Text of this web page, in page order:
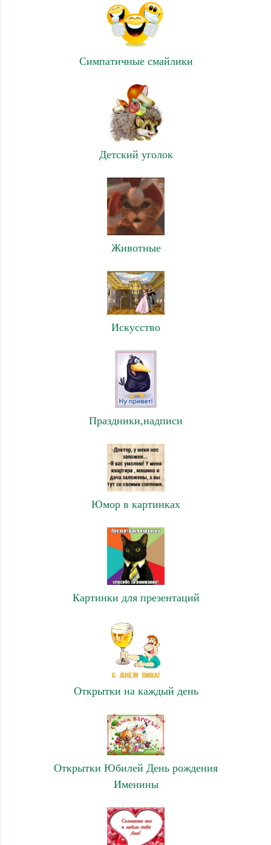
Симпатичные смайлики
Детский уголок
Животные
Искусство
Праздники,надписи
Юмор в картинках
Картинки для презентаций
Открытки на каждый день
Открытки Юбилей День рождения
Именины